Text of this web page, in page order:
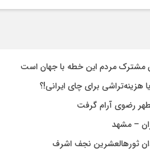
مشترک مردم این خطه با جهان است
هزینه‌تراشی برای چای ایرانی!؟
رضوی آرام گرفت
– مشهد
ثورهالعشرین نجف اشرف